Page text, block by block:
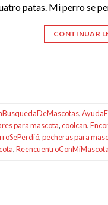
patas. Mi perro se
CONTINUAR
,
para mascota,coolcan,
,pecheras para
,ReencuentroConMiMascota